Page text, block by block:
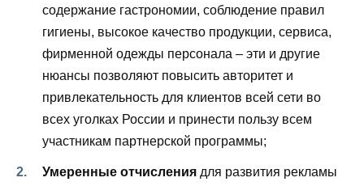
содержание гастрономии, соблюдение правил
гигиены, высокое качество продукции, сервиса,
фирменной одежды персонала – эти и другие
нюансы позволяют повысить авторитет и
привлекательность для клиентов всей сети во
всех уголках России и принести пользу всем
участникам партнерской программы;
Умеренные отчисления для развития рекламы